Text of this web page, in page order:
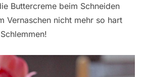
Buttercreme beim Schneiden
Vernaschen nicht mehr so hart